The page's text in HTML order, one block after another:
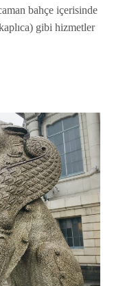
bahçe içerisinde
gibi hizmetler